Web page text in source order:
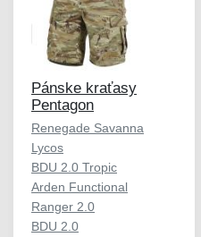
Pánske kraťasy
Pentagon
Renegade Savanna
Lycos
BDU 2.0 Tropic
Arden Functional
Ranger 2.0
BDU 2.0